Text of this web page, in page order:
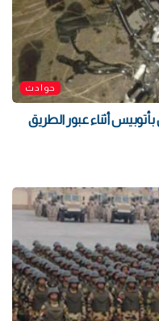
حوادث
أثناء عبور الطريق